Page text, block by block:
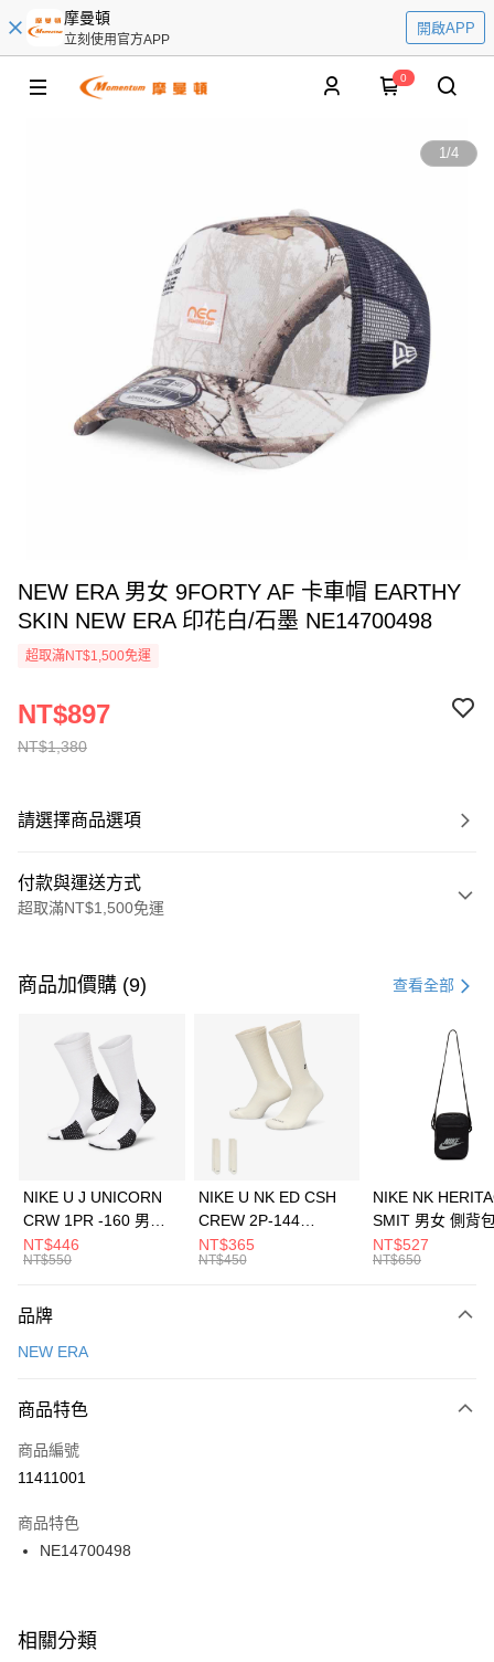
摩曼頓
立刻使用官方APP
開啟APP
0
1/4
NEW ERA 男女 9FORTY AF 卡車帽 EARTHY
SKIN NEW ERA 印花白/石墨 NE14700498
超取滿NT$1,500免運
NT$1,380
NT$897
請選擇商品選項
付款與運送方式
超取滿NT$1,500免運
信用卡一次付款
3 期 0 利率 每期 21家銀行
合作金庫商業銀行
第一商業銀行
華南商業銀行
彰化商業銀行
上海商業儲蓄銀行
元大商業銀行
台灣樂天信用卡公司
Apple Pay
全盈+PAY
AFTEE先享後付
【關於「AFTEE先享後付」】
便利好安心！
３．安心：先確認商品／服務後，再付款。
【「AFTEE先享後付」結帳流程】
１．於結帳方式選擇「AFTEE先享後付」後，將跳轉至「AFTEE先享後付」
２．訂單成立數日內，您將收到繳費通知簡訊。
３．收到繳費通知簡訊後14天內，點擊此簡訊中的連結，可透過四大超商／
ATM／網路銀行／等多元方式進行付款，方視為交易完成。
※ 交易是否成功請以「AFTEE先享後付 」之結帳頁面顯示為準，若有關於
是否繳費成功／繳費後需取消欲退款等相關疑問，請聯繫「AFTEE先享後付
運送方式
每筆NT$100，滿NT$1,500(含以上)免運費
宅配
每筆NT$100，滿NT$1,500(含以上)免運費
付款後門市自取
每筆NT$100，滿NT$1,500(含以上)免運費
商品加價購 (9) 查看全部
NIKE U J UNICORN
CRW 1PR -160 男女
中統襪 FZ3393100
NT$446
NT$550
NIKE U NK ED CSH
CREW 2P-144
EMBRDY 男女 短統襪
FZ3073133
NT$365
NT$450
NIKE NK
SMIT 男女 側背
BA5871010
NT$527
NT$650
品牌
NEW ERA
商品特色
商品編號
11411001
商品特色
NE14700498
相關分類